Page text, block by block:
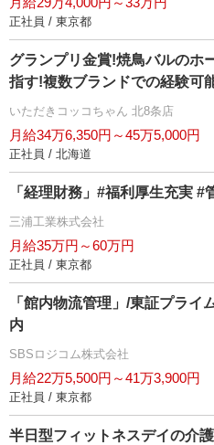
正社員 / 東京都
グランプリ金賞!焼鳥バルのホ
指す!複数ブランドでの経験可
いただきコッコちゃん 北8条店
月給34万6,350円～45万5,000円
正社員 / 北海道
「経理財務」#福利厚生充実 #
三浦工業株式会社
月給35万円～60万円
正社員 / 東京都
「館内物流管理」/東証プラ
内
SBSロジコム株式会社
月給22万5,500円～41万3,900円
正社員 / 東京都
半日型フィットネスデイの介